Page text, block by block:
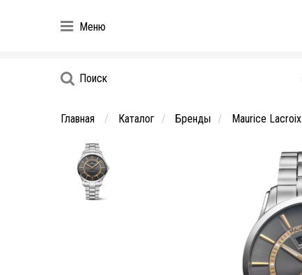
Меню
Поиск
Главная Каталог Бренды Maurice Lacroix